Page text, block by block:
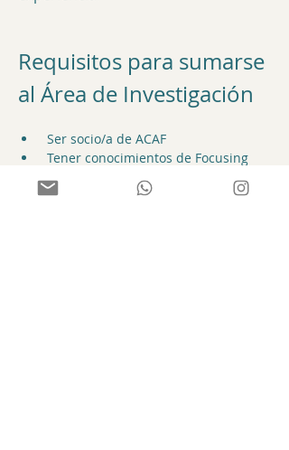
Requisitos para sumarse
al Área de Investigación
Ser socio/a de ACAF
Tener conocimientos de Focusing
Participar de la capacitación inicial
Disponibilidad para reuniones y